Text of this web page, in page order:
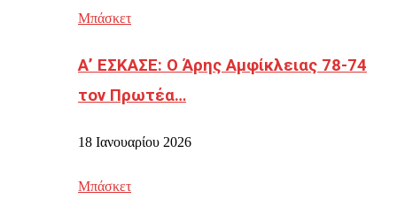
Μπάσκετ
Α’ ΕΣΚΑΣΕ: Ο Άρης Αμφίκλειας 78-74
τον Πρωτέα…
18 Ιανουαρίου 2026
Μπάσκετ